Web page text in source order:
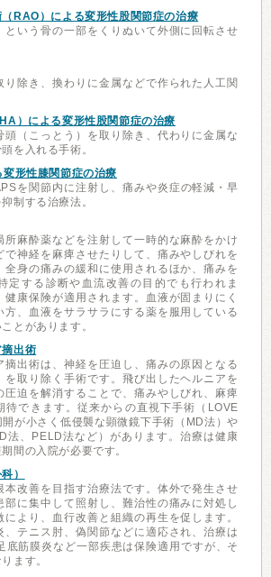
RAO）による変形性股関節症の治療
という骨の一部をくりぬいて外側に回転させ
り除き、換わりに金属などで作られた人工関
）による変形性股関節症の治療
頭（こっとう）を取り除き、代わりに金属な
を入れる手術。
形性膝関節症の治療
を関節内に注射し、痛みや炎症の軽減・早
制する治療法。
所麻酔薬などを注射して一時的な麻酔をかけ
で神経を麻痺させたりして、痛みやしびれを
全身の痛みの緩和に使用されるほか、痛みを
定する診断や血流改善の目的でも行われま
康保険が適用されます。血液が固まりにく
方、血液をサラサラにする薬を服用している
とがあります。
出術
摘出術は、神経を圧迫し、痛みの原因となる
を取り除く手術です。飛び出したヘルニアを
圧迫を解消することで、痛みやしびれ、麻痺
待できます。従来からの直視下手術（LOVE
が小さく低侵襲な顕微鏡下手術（MD法）や
法、PELD法など）があります。治療は健康
間の入院が必要です。
）
本改善を目指す治療法です。体外で発生させ
部に集中して照射し、難治性の痛みに対処し
により、血行改善と組織の再生を促します。
、テニス肘、偽関節などに適応され、治療は
底筋膜炎など一部疾患は保険適用ですが、そ
ます。